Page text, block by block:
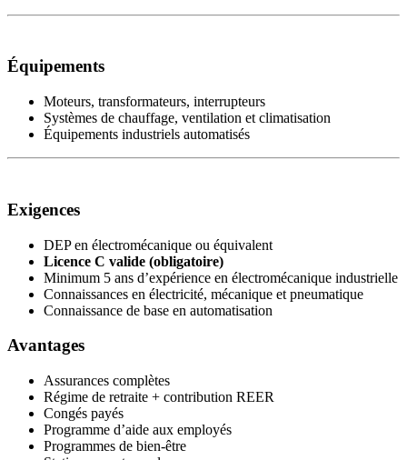
Équipements
Moteurs, transformateurs, interrupteurs
Systèmes de chauffage, ventilation et climatisation
Équipements industriels automatisés
Exigences
DEP en électromécanique ou équivalent
Licence C valide (obligatoire)
Minimum 5 ans d’expérience en électromécanique industrielle
Connaissances en électricité, mécanique et pneumatique
Connaissance de base en automatisation
Avantages
Assurances complètes
Régime de retraite + contribution REER
Congés payés
Programme d’aide aux employés
Programmes de bien-être